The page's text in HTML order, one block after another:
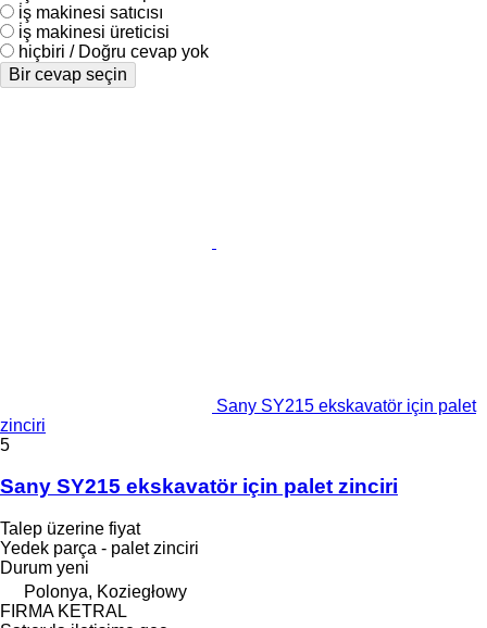
i̇ş makinesi satıcısı
i̇ş makinesi üreticisi
hiçbiri / Doğru cevap yok
Bir cevap seçin
Sany SY215 ekskavatör için palet
zinciri
5
Sany SY215 ekskavatör için palet zinciri
Talep üzerine fiyat
Yedek parça - palet zinciri
Durum yeni
Polonya, Koziegłowy
FIRMA KETRAL